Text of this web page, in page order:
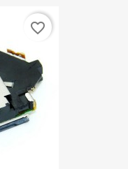
favorite_border